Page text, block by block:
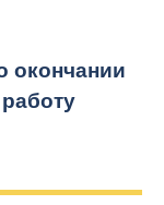
окончании